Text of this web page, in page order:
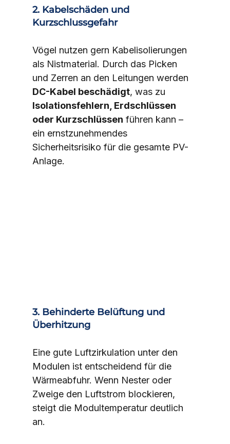
2. Kabelschäden und
Kurzschlussgefahr
Vögel nutzen gern Kabelisolierungen
als Nistmaterial. Durch das Picken
und Zerren an den Leitungen werden
DC-Kabel beschädigt, was zu
Isolationsfehlern, Erdschlüssen
oder Kurzschlüssen führen kann –
ein ernstzunehmendes
Sicherheitsrisiko für die gesamte PV-
Anlage.
3. Behinderte Belüftung und
Überhitzung
Eine gute Luftzirkulation unter den
Modulen ist entscheidend für die
Wärmeabfuhr. Wenn Nester oder
Zweige den Luftstrom blockieren,
steigt die Modultemperatur deutlich
an.